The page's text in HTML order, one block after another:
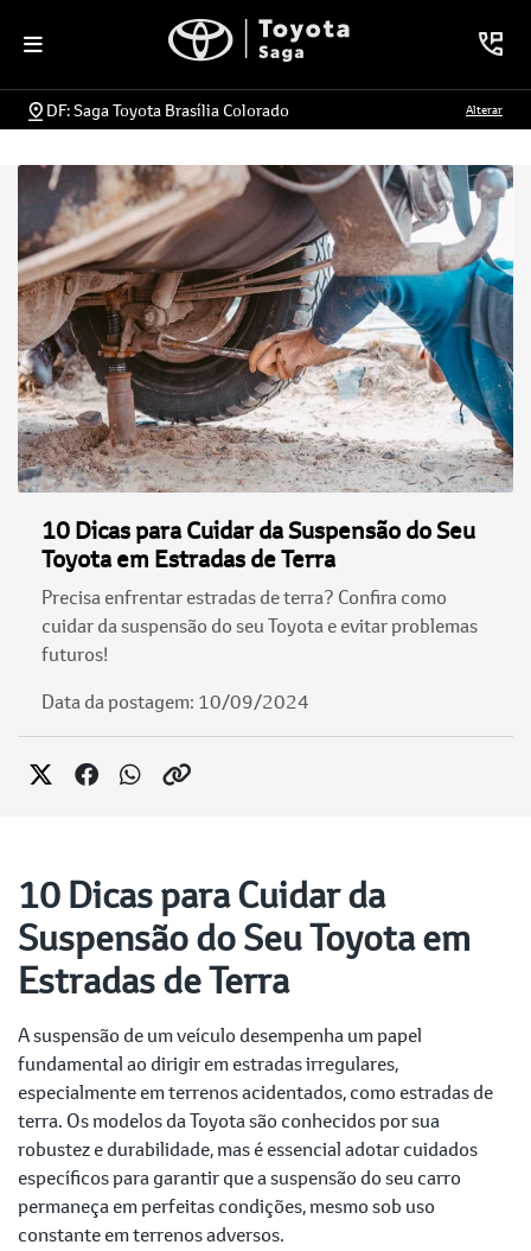
DF: Saga Toyota Brasília Colorado Alterar
10 Dicas para Cuidar da Suspensão do Seu
Toyota em Estradas de Terra
Precisa enfrentar estradas de terra? Confira como
cuidar da suspensão do seu Toyota e evitar problemas
futuros!
Data da postagem: 10/09/2024
10 Dicas para Cuidar da
Suspensão do Seu Toyota em
Estradas de Terra
A suspensão de um veículo desempenha um papel
fundamental ao dirigir em estradas irregulares,
especialmente em terrenos acidentados, como estradas de
terra. Os modelos da Toyota são conhecidos por sua
robustez e durabilidade, mas é essencial adotar cuidados
específicos para garantir que a suspensão do seu carro
permaneça em perfeitas condições, mesmo sob uso
constante em terrenos adversos.